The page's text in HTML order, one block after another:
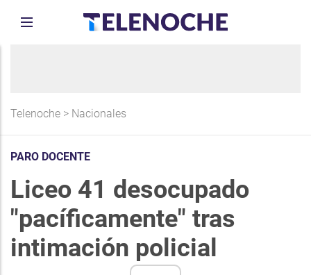
Telenoche > Nacionales
PARO DOCENTE
Liceo 41 desocupado
"pacíficamente" tras
intimación policial